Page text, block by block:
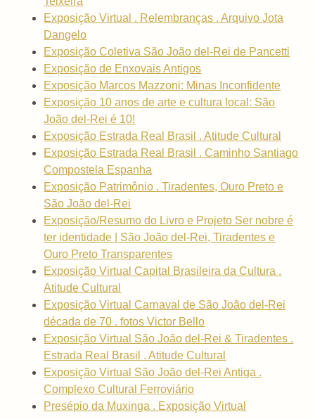
Exposição Virtual . Relembranças . Arquivo Jota
Dangelo
Exposição Coletiva São João del-Rei de Pancetti
Exposição de Enxovais Antigos
Exposição Marcos Mazzoni: Minas Inconfidente
Exposição 10 anos de arte e cultura local: São
João del-Rei é 10!
Exposição Estrada Real Brasil . Atitude Cultural
Exposição Estrada Real Brasil . Caminho Santiago
Compostela Espanha
Exposição Patrimônio . Tiradentes, Ouro Preto e
São João del-Rei
Exposição/Resumo do Livro e Projeto Ser nobre é
ter identidade | São João del-Rei, Tiradentes e
Ouro Preto Transparentes
Exposição Virtual Capital Brasileira da Cultura .
Atitude Cultural
Exposição Virtual Carnaval de São João del-Rei
década de 70 . fotos Victor Bello
Exposição Virtual São João del-Rei & Tiradentes .
Estrada Real Brasil . Atitude Cultural
Exposição Virtual São João del-Rei Antiga .
Complexo Cultural Ferroviário
Presépio da Muxinga . Exposição Virtual